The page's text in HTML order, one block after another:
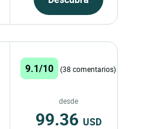
9.1/10 (38 comentarios)
desde
99.36 USD